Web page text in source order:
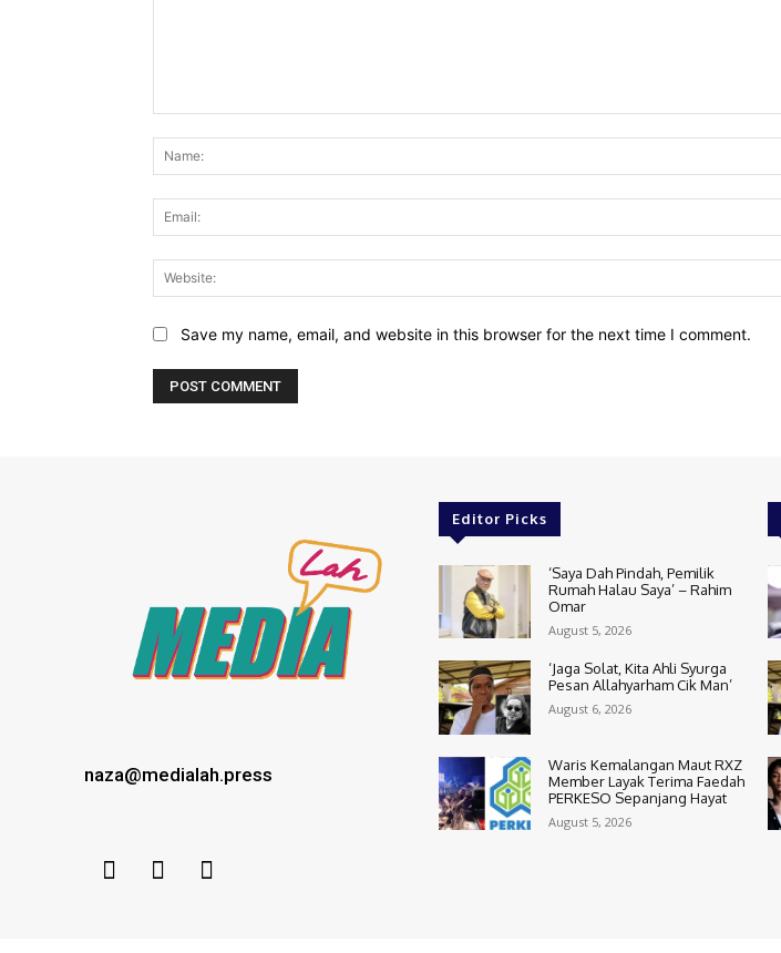
Save my name, email, and website in this browser for the next time I comment.
naza@medialah.press
Editor Picks
‘Saya Dah Pindah, Pemilik
Rumah Halau Saya’ – Rahim
Omar
August 5, 2026
‘Jaga Solat, Kita Ahli Syurga
Pesan Allahyarham Cik Man’
August 6, 2026
Waris Kemalangan Maut RXZ
Member Layak Terima Faedah
PERKESO Sepanjang Hayat
August 5, 2026